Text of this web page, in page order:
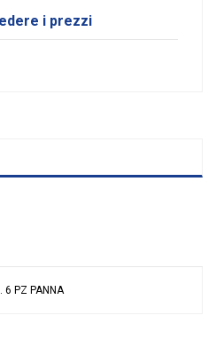
i prezzi
6 PZ PANNA